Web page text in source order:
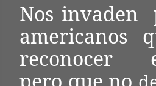
Nos invaden
americanos
reconocer